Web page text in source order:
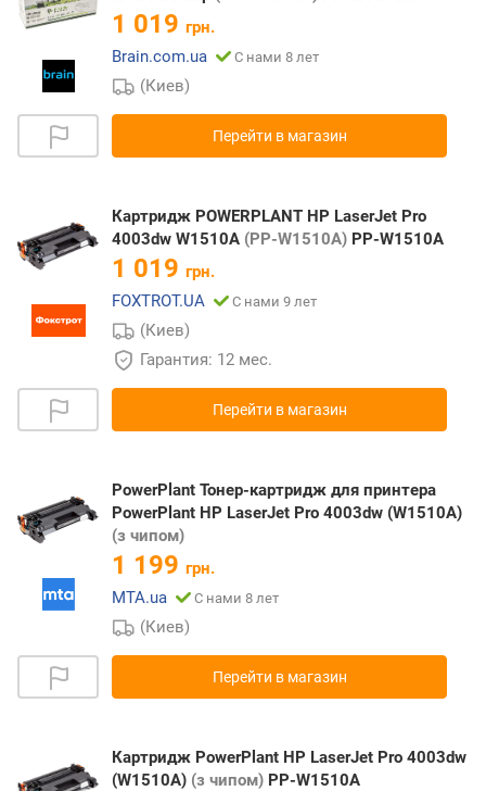
1 019 грн.
Brain.com.ua
С нами 8 лет
(Киев)
Перейти в магазин
Картридж POWERPLANT HP LaserJet Pro
4003dw W1510A (PP-W1510A) PP-W1510A
1 019 грн.
FOXTROT.UA
С нами 9 лет
(Киев)
Гарантия: 12 мес.
Перейти в магазин
PowerPlant Тонер-картридж для принтера
PowerPlant HP LaserJet Pro 4003dw (W1510A)
(з чипом)
1 199 грн.
MTA.ua
С нами 8 лет
(Киев)
Перейти в магазин
Картридж PowerPlant HP LaserJet Pro 4003dw
(W1510A) (з чипом) PP-W1510A